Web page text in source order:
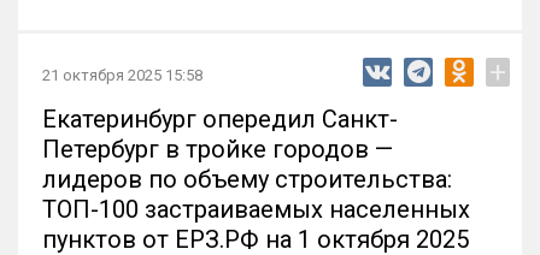
21 октября 2025 15:58 +
Екатеринбург опередил Санкт-
Петербург в тройке городов —
лидеров по объему строительства:
ТОП-100 застраиваемых населенных
пунктов от ЕРЗ.РФ на 1 октября 2025